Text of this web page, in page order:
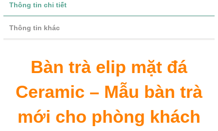
Thông tin chi tiết
Thông tin khác
Bàn trà elip mặt đá
Ceramic – Mẫu bàn trà
mới cho phòng khách